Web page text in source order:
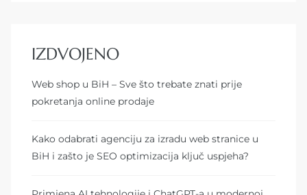
IZDVOJENO
Web shop u BiH – Sve što trebate znati prije
pokretanja online prodaje
Kako odabrati agenciju za izradu web stranice u
BiH i zašto je SEO optimizacija ključ uspjeha?